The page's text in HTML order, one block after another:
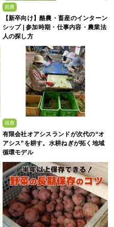
就農
【新卒向け】酪農・畜産のインターン
シップ | 参加時期・仕事内容・農業法
人の探し方
就農
有限会社オアシスランドが次代の“オ
アシス”を耕す。水耕ねぎが拓く地域
循環モデル